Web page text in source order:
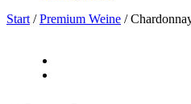
Start/Premium Weine /